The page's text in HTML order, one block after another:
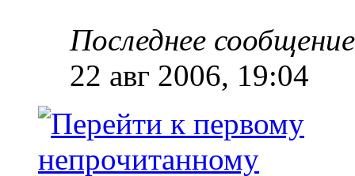
Последнее
22 авг 2006, 19:04